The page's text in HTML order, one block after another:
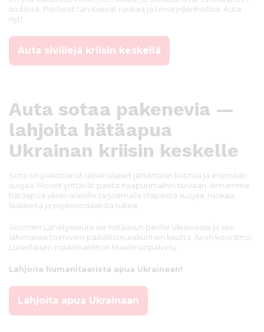
sodassa. Perheet tarvitsevat ruokaa ja terveydenhoitoa. Auta
nyt!
Auta siviilejä kriisin keskellä
Auta sotaa pakenevia —
lahjoita hätäapua
Ukrainan kriisin keskelle
Sota on pakottanut ukrainalaiset jättämään kotinsa ja etsimään
suojaa. Monet yrittävät paeta naapurimaihin turvaan. Annamme
hätäapua ukrainalaisille tarjoamalla tilapäistä suojaa, ruokaa,
lääkkeitä ja psykososiaalista tukea.
Suomen Lähetysseura vie hätäavun perille Ukrainassa ja sen
lähimaissa toimivien paikallisseurakuntien kautta. Avun koordinoi
Luterilaisen maailmanliiton Maailmanpalvelu.
Lahjoita humanitaarista apua Ukrainaan!
Lahjoita apua Ukrainaan